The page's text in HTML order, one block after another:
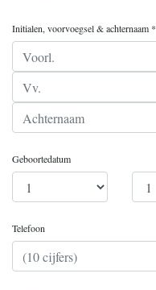
Initialen, voorvoegsel & achternaam *
Geboortedatum
Telefoon